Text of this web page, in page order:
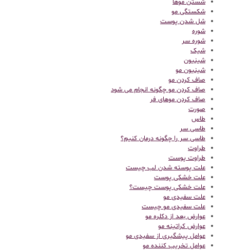
شستن موها
شکستگی مو
شل شدن پوست
شوره
شوره سر
شیک
شینیون
شینیون مو
صاف کردن مو
صاف کردن مو چگونه انجام می شود
صاف کردن موهای فر
صورت
طاس
طاسی سر
طاسی سر را چگونه درمان کنیم؟
طراوت
طراوت پوست
علت پوسته شدن لب چیست
علت خشکی پوست
علت خشکی پوست چیست؟
علت سفیدی مو
علت سفیدی مو چیست
عوارض بعد از دکلره مو
عوارض کراتینه مو
عوامل پیشگیری از سفیدی مو
عوامل تخریب کننده مو